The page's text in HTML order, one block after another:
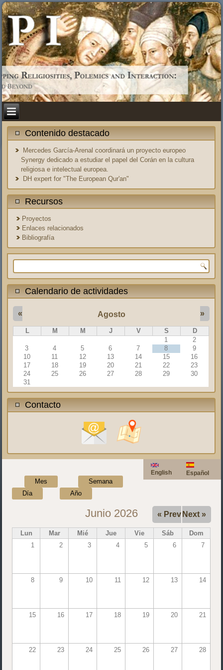
Contenido destacado
Mercedes García-Arenal coordinará un proyecto europeo
Synergy dedicado a estudiar el papel del Corán en la cultura
religiosa e intelectual europea.
DH expert for "The European Qur'an"
Recursos
Proyectos
Enlaces relacionados
Bibliografía
Formulario de búsqueda
Calendario de actividades
Agosto
« »
L M M J V S
D
1
2
3
4 5 6 7 8
9
10
11 12 13 14 15
16
17
18 19 20 21 22
23
24
25 26 27 28 29
30
31
Contacto
Español
English
Mes (solapa activa)Semana
Día
Año
Junio 2026 « Prev Next »
Lun Mar Mié Jue Vie Sáb
Dom
1
2 3 4 5 6 7
8 9 10 11 12 13 14
15 16 17 18 19 20 21
22 23 24 25 26 27 28